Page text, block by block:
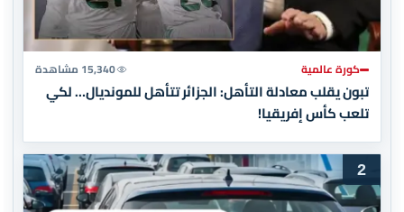
كورة عالمية 15,340 مشاهدة
تبون يقلب معادلة التأهل: الجزائر تتأهل للمونديال… لكي
تلعب كأس إفريقيا!
2